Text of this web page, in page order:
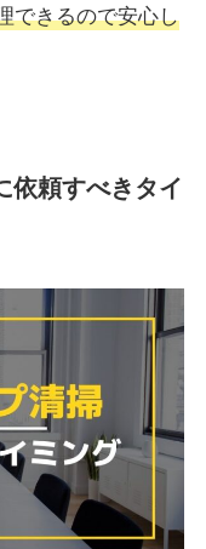
できるので安心し
依頼すべきタイ